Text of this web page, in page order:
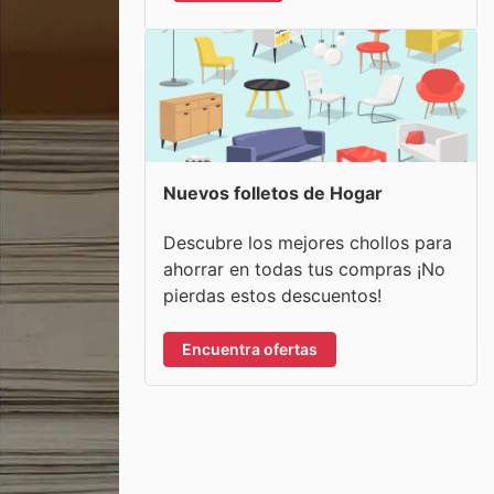
Nuevos folletos de Hogar
Descubre los mejores chollos para
ahorrar en todas tus compras ¡No
pierdas estos descuentos!
Encuentra ofertas